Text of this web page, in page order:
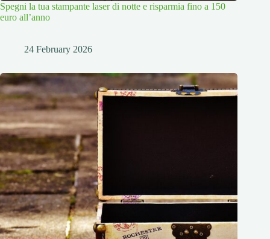
Spegni la tua stampante laser di notte e risparmia fino a 150
euro all’anno
24 February 2026